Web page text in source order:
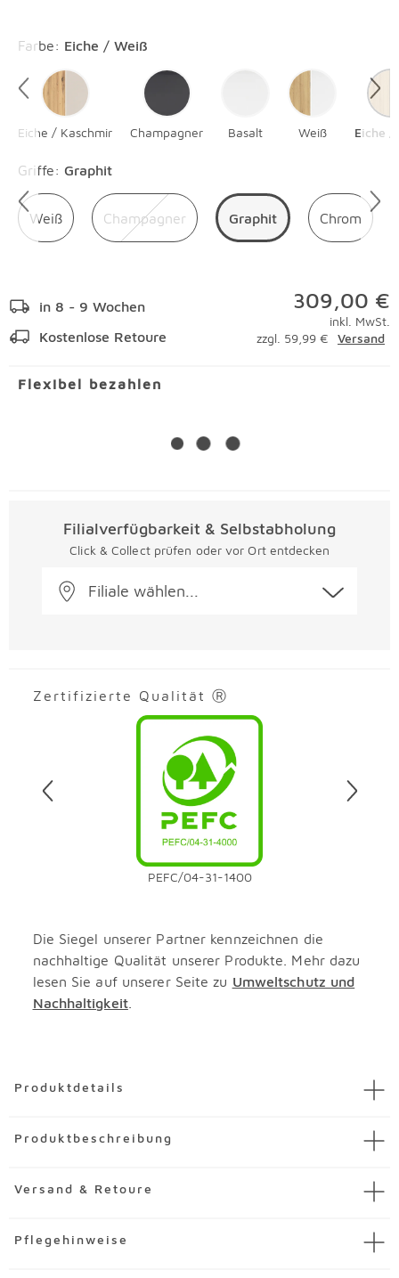
Farbe: Eiche / Weiß
Eiche / Kaschmir Champagner Basalt Weiß Eiche /
Griffe: Graphit
Weiß Champagner Graphit Chrom
in 8 - 9 Wochen
Kostenlose Retoure
309,00 €
inkl. MwSt.
zzgl. 59,99 €
Versand
Flexibel bezahlen
Filialverfügbarkeit & Selbstabholung
Click & Collect prüfen oder vor Ort entdecken
Filiale wählen...
Zertifizierte Qualität Ⓡ
PEFC/04-31-1400
Die Siegel unserer Partner kennzeichnen die
nachhaltige Qualität unserer Produkte. Mehr dazu
lesen Sie auf unserer Seite zu Umweltschutz und
Nachhaltigkeit.
Produktdetails
Artikel Lowboard Flipp
Korpus aus Holzwerkstoff (Spanplatte) mit
Produktbeschreibung
Mit dem angesagten Lowboard Flipp stellen Sie Ihren
guten Einrichtungsgeschmack unter Beweis. Insbesondere
das elegante Design des Sideboards verleiht Ihrem Wohn-
oder Schlafzimmer ein stylisches Ambiente. Darüber
Versand & Retoure
Verpackung
Pflegehinweise